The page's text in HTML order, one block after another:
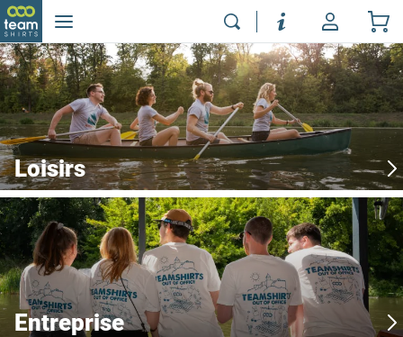
Loisirs
Entreprise